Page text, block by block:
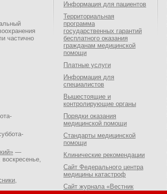
частично
—
Информация для пациентов
Территориальная
программа
государственных гарантий
бесплатного оказания
гражданам медицинской
помощи
Платные услуги
Информация для
специалистов
Вышестоящие и
контролирующие органы
Порядки оказания
медицинской помощи
Стандарты медицинской
помощи
Клинические рекомендации
Сайт Федерального центра
медицины катастроф
Сайт журнала «Вестник